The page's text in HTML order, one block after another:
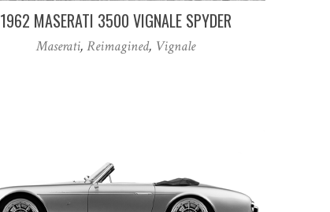
1962 MASERATI 3500 VIGNALE SPYDER
Maserati, Reimagined, Vignale